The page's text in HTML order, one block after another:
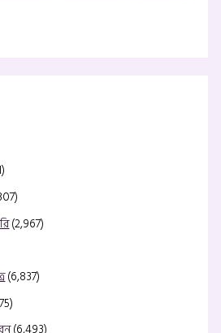
(2,967)
(6,837)